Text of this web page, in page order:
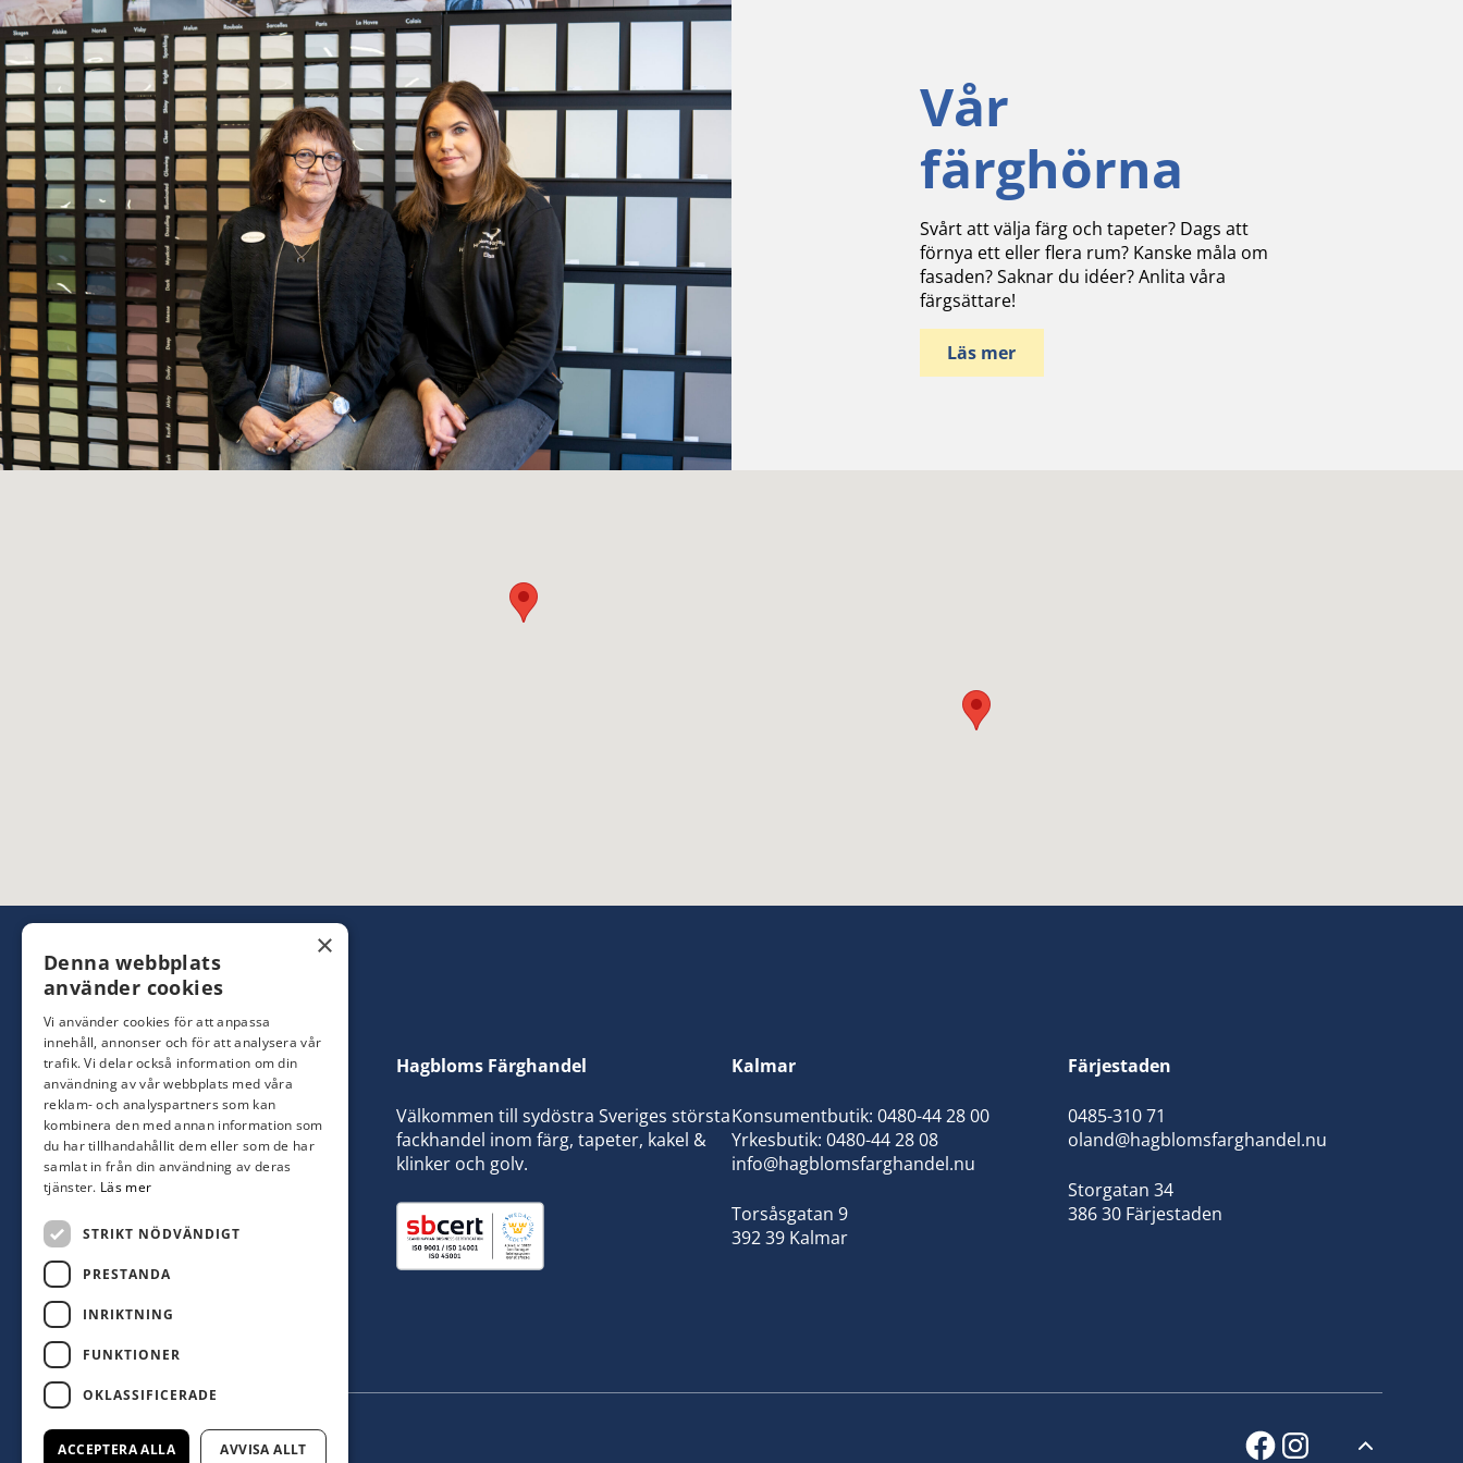
Vår
färghörna
Svårt att välja färg och tapeter? Dags att
förnya ett eller flera rum? Kanske måla om
fasaden? Saknar du idéer? Anlita våra
färgsättare!
Läs mer
Hagbloms Färghandel
Välkommen till sydöstra Sveriges största
fackhandel inom färg, tapeter, kakel &
klinker och golv.
Kalmar
Konsumentbutik: 0480-44 28 00
Yrkesbutik: 0480-44 28 08
info@hagblomsfarghandel.nu
Torsåsgatan 9
392 39 Kalmar
Färjestaden
0485-310 71
oland@hagblomsfarghandel.nu
Storgatan 34
386 30 Färjestaden
facebook
instagram
×
Denna webbplats
använder cookies
Vi använder cookies för att anpassa
innehåll, annonser och för att analysera vår
trafik. Vi delar också information om din
användning av vår webbplats med våra
reklam- och analyspartners som kan
kombinera den med annan information som
du har tillhandahållit dem eller som de har
samlat in från din användning av deras
tjänster. Läs mer
STRIKT NÖDVÄNDIGT
PRESTANDA
INRIKTNING
FUNKTIONER
OKLASSIFICERADE
ACCEPTERA ALLA AVVISA ALLT